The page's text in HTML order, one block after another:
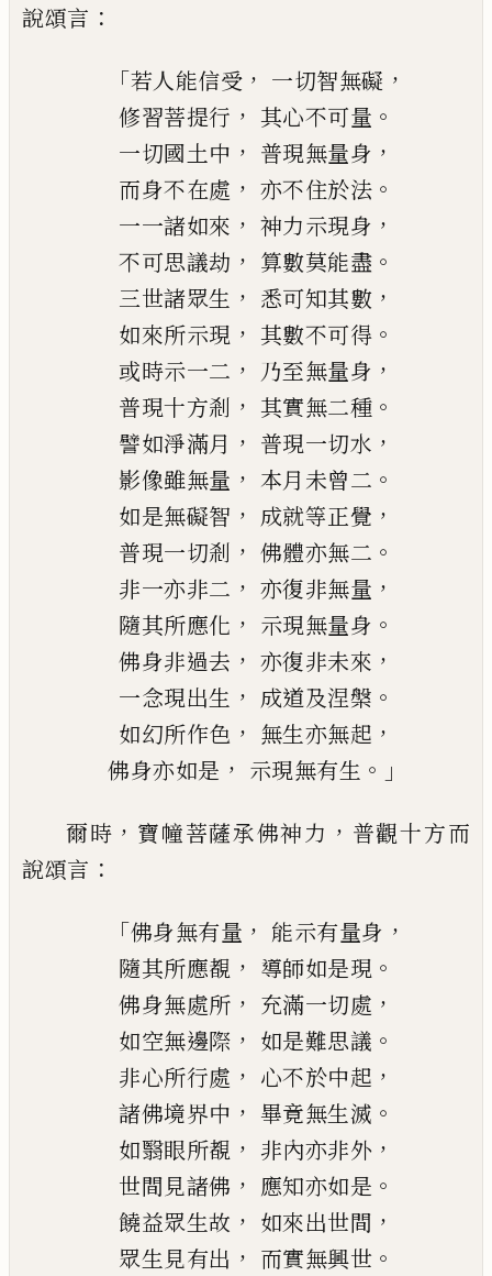
說頌言 ：
「若人能信受 ， 一切智無礙 ，
修習菩提行 ， 其心不可量 。
一切國土中 ， 普現無量身 ，
而身不在處 ， 亦不住於法 。
一一諸如來 ， 神力示現身 ，
不可思議劫 ， 算數莫能盡 。
三世諸眾生 ， 悉可知其數 ，
如來所示現 ， 其數不可得 。
或時示一二 ， 乃至無量身 ，
普現十方剎 ， 其實無二種 。
譬如淨滿月 ， 普現一切水 ，
影像雖無量 ， 本月未曾二 。
如是無礙智 ， 成就等正覺 ，
普現一切剎 ， 佛體亦無二 。
非一亦非二 ， 亦復非無量 ，
隨其所應化 ， 示現無量身 。
佛身非過去 ， 亦復非未來 ，
一念現出生 ， 成道及涅槃 。
如幻所作色 ， 無生亦無起 ，
佛身亦如是 ， 示現無有生 。」
爾時 ， 寶幢菩薩承佛神力 ， 普觀十方而
說頌言 ：
「佛身無有量 ， 能示有量身 ，
隨其所應覩 ， 導師如是現 。
佛身無處所 ， 充滿一切處 ，
如空無邊際 ， 如是難思議 。
非心所行處 ， 心不於中起 ，
諸佛境界中 ， 畢竟無生滅 。
如翳眼所覩 ， 非內亦非外 ，
世間見諸佛 ， 應知亦如是 。
饒益眾生故 ， 如來出世間 ，
眾生見有出 ， 而實無興世 。